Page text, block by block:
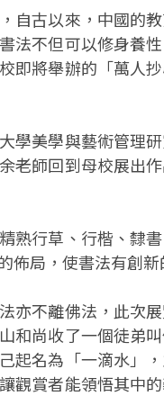
自古以來，中國的
法不但可以修身養
即將舉辦的「萬人
學美學與藝術管理
老師回到母校展出
熟行草、行楷、隸
佈局，使書法有創新
亦不離佛法，此次
和尚收了一個徒弟
起名為「一滴水」
觀賞者能領悟其中